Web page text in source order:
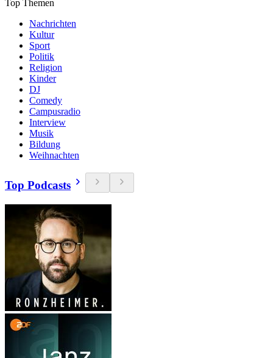
Top Themen
Nachrichten
Kultur
Sport
Politik
Religion
Kinder
DJ
Comedy
Campusradio
Interview
Musik
Bildung
Weihnachten
Top Podcasts